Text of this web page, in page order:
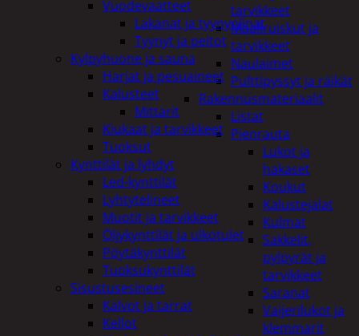
tarvikkeet
Maaliruiskut ja
tarvikkeet
Naulaimet
Pulttipyssyt ja räikät
Rakennusmateriaalit
Listat
Pienrauta
Lukot ja
hakaset
Koukut
Kalustejalat
Kulmat
Sakkelit,
pylpyrät ja
tarvikkeet
Saranat
Vaijerilukot ja
klemmarit
Vuodevaatteet
Lakanat ja tyynynlinat
Tyynyt ja peitot
Kylpyhuone ja sauna
Harjat ja pesuaineet
Kalusteet
Mittarit
Kiukaat ja tarvikkeet
Tuoksut
Kynttilät ja lyhdyt
Led-kynttilät
Lyhtytelineet
Muotit ja tarvikkeet
Öljykynttilät ja ulkotulet
Pöytäkynttilät
Tuoksukynttilät
Sisustusesineet
Kalvot ja tarrat
Kellot